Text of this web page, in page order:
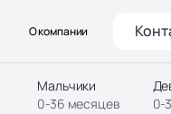
Мальчики
0-36 месяцев
0-
О компании